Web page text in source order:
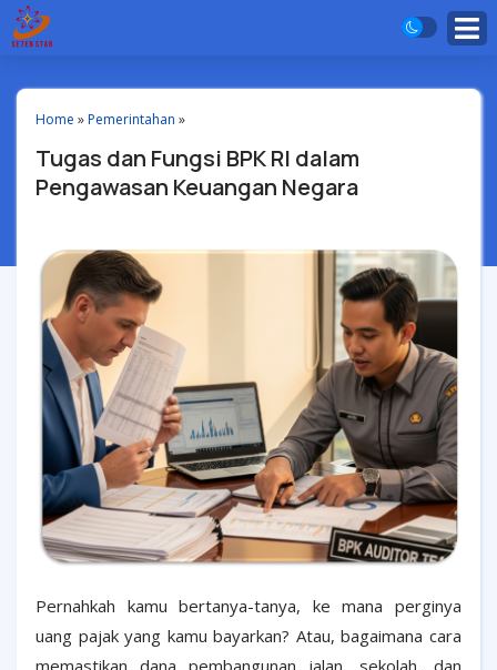
Home »Pemerintahan »
Tugas dan Fungsi BPK RI dalam
Pengawasan Keuangan Negara
Pernahkah kamu bertanya-tanya, ke mana perginya
uang pajak yang kamu bayarkan? Atau, bagaimana cara
memastikan dana pembangunan jalan, sekolah, dan